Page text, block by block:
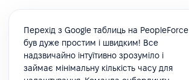
Перехід з Google таблиць на PeopleForce
був дуже простим і швидким! Все
надзвичайно інтуїтивно зрозуміло і
займає мінімальну кількість часу для